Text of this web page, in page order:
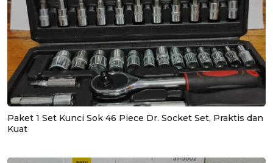
Paket 1 Set Kunci Sok 46 Piece Dr. Socket Set, Praktis dan
Kuat